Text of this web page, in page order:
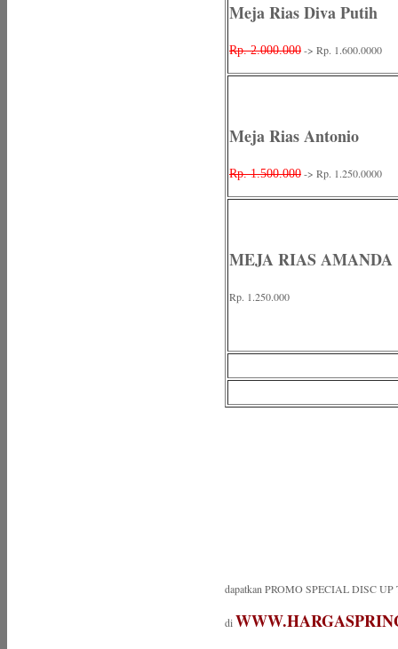
Meja Rias Diva Putih
Rp. 2.000.000 -> Rp. 1.600.0000
Meja Rias Antonio
Rp. 1.500.000 -> Rp. 1.250.0000
MEJA RIAS AMANDA
Rp. 1.250.000
dapatkan PROMO SPECIAL DISC
di